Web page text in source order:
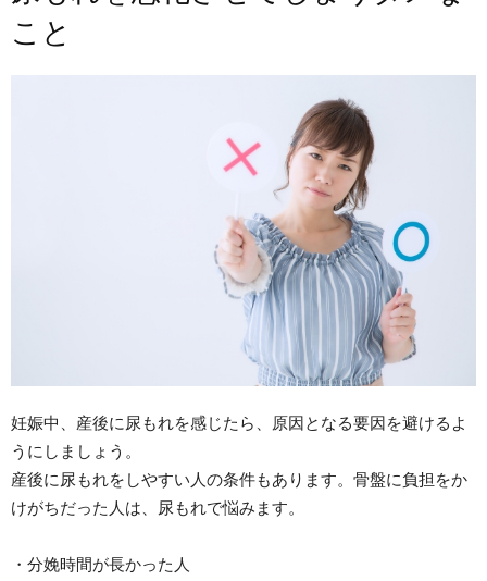
こと
妊娠中、産後に尿もれを感じたら、原因となる要因を避けるよ
うにしましょう。
産後に尿もれをしやすい人の条件もあります。骨盤に負担をか
けがちだった人は、尿もれで悩みます。
・分娩時間が長かった人